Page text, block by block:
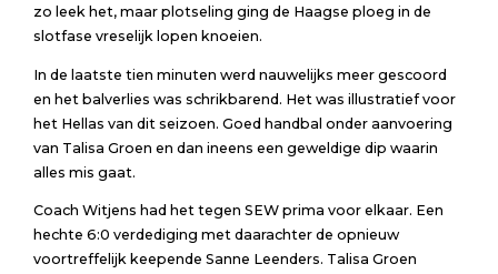
zo leek het, maar plotseling ging de Haagse ploeg in de
slotfase vreselijk lopen knoeien.
In de laatste tien minuten werd nauwelijks meer gescoord
en het balverlies was schrikbarend. Het was illustratief voor
het Hellas van dit seizoen. Goed handbal onder aanvoering
van Talisa Groen en dan ineens een geweldige dip waarin
alles mis gaat.
Coach Witjens had het tegen SEW prima voor elkaar. Een
hechte 6:0 verdediging met daarachter de opnieuw
voortreffelijk keepende Sanne Leenders. Talisa Groen